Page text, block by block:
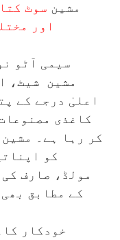
مشین سوٹ
اور
مشین شیٹ،
اعلیٰ درجے کے
کاغذی
کر رہا ہے۔
کو
کے مطابق
3. خودکار